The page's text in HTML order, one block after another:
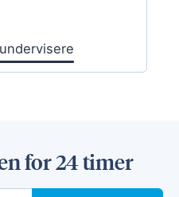
for 24 timer